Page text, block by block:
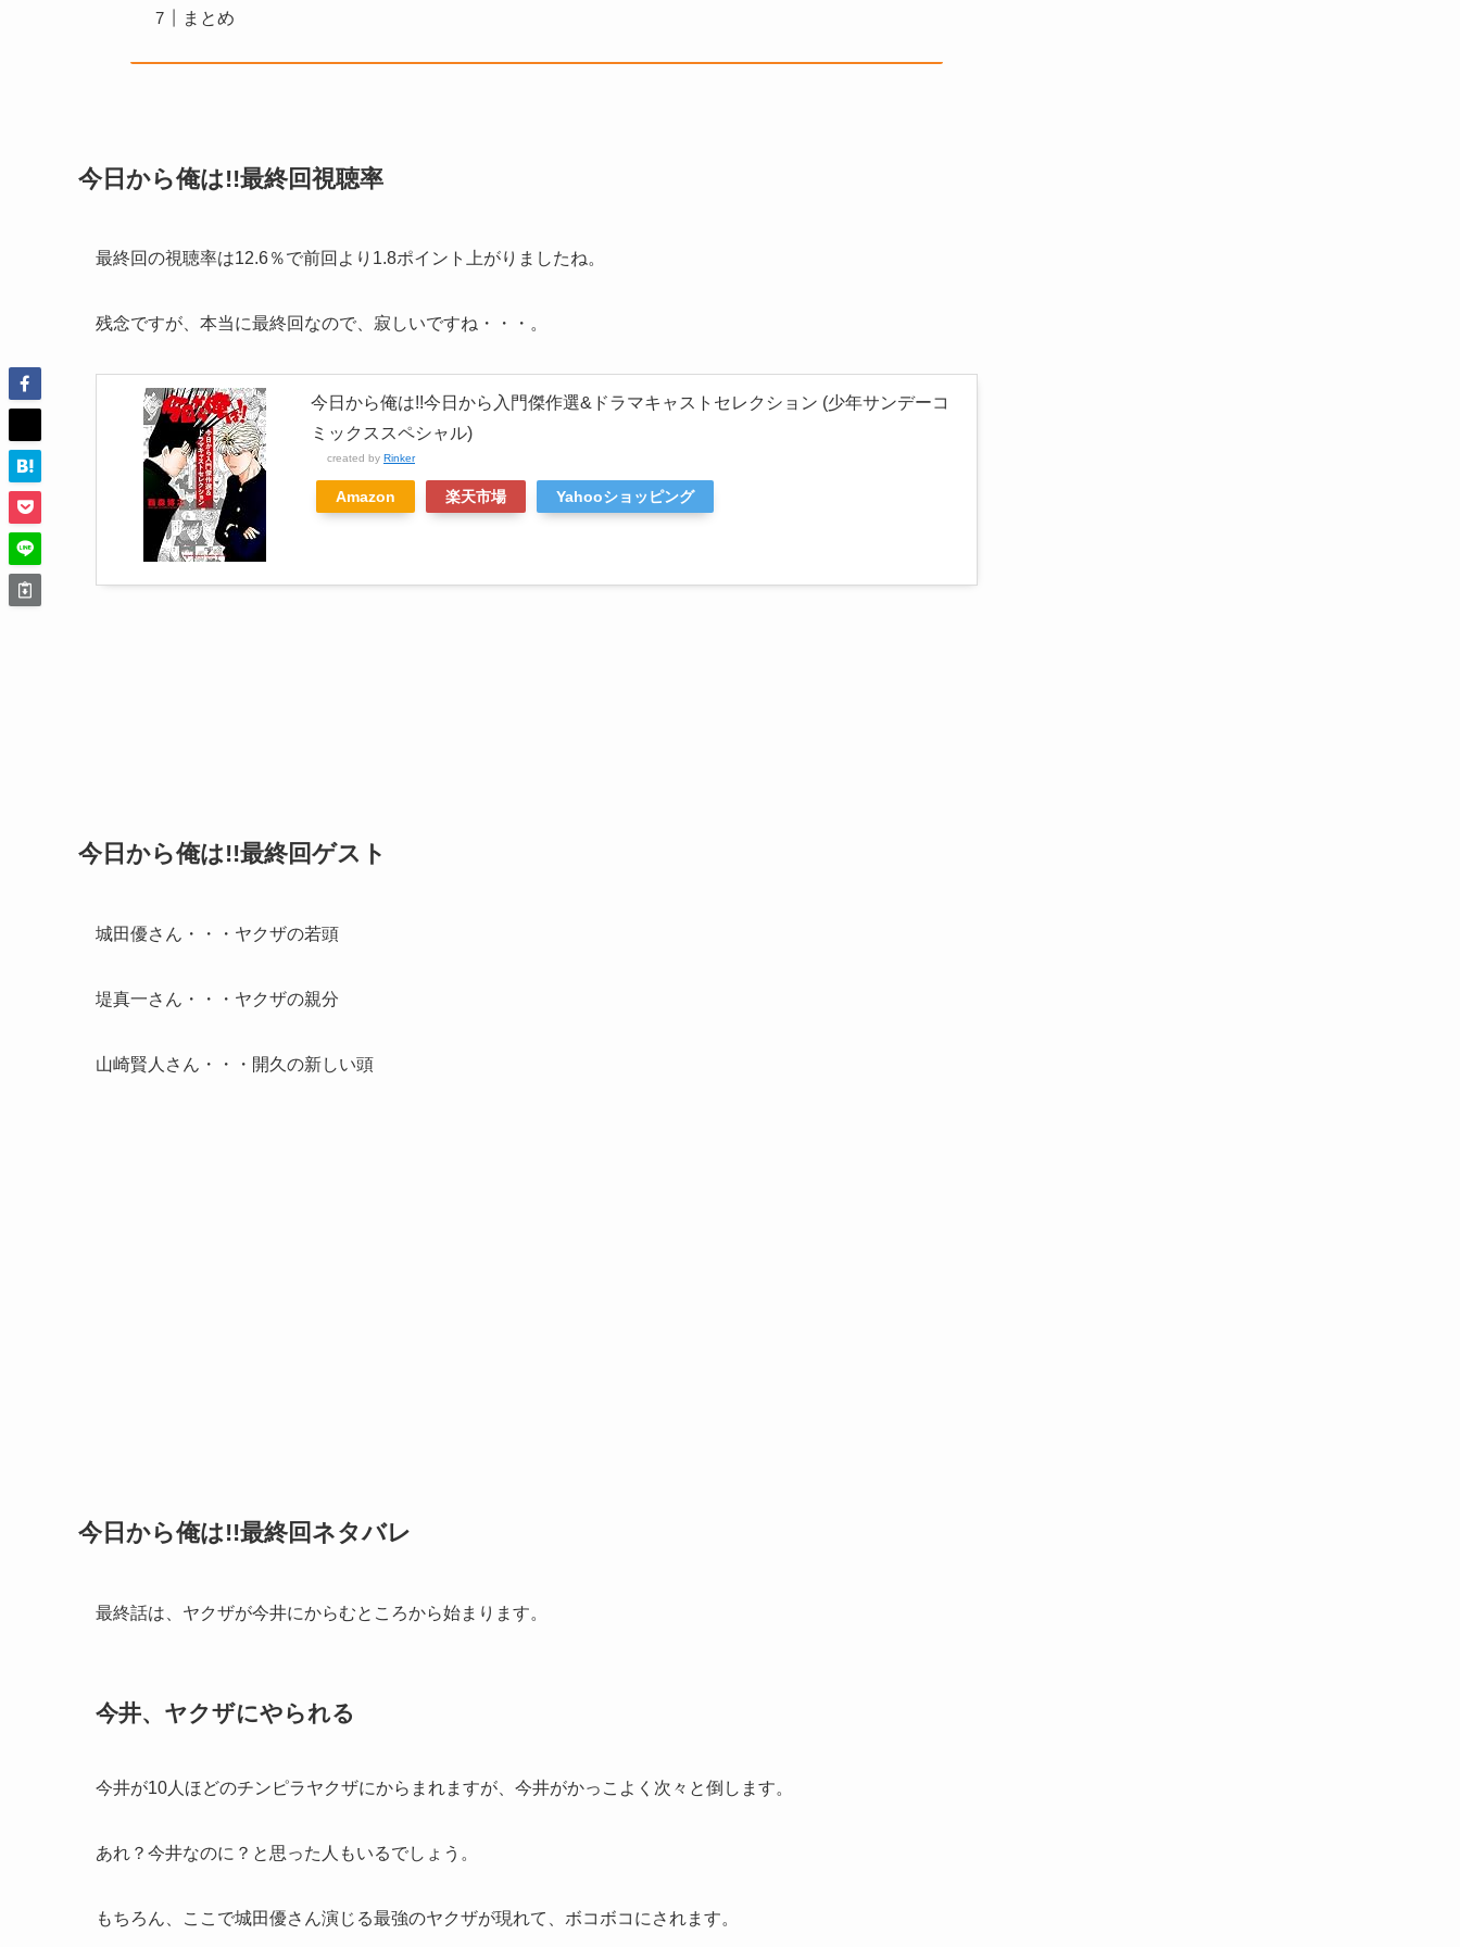
まとめ
今日から俺は!!最終回視聴率
最終回の視聴率は12.6％で前回より1.8ポイント上がりましたね。
残念ですが、本当に最終回なので、寂しいですね・・・。
今日から俺は!!今日から入門傑作選&ドラマキャストセレクション (少年サンデーコ
ミックススペシャル)
created by Rinker
Amazon 楽天市場 Yahooショッピング
今日から俺は!!最終回ゲスト
城田優さん・・・ヤクザの若頭
堤真一さん・・・ヤクザの親分
山崎賢人さん・・・開久の新しい頭
今日から俺は!!最終回ネタバレ
最終話は、ヤクザが今井にからむところから始まります。
今井、ヤクザにやられる
今井が10人ほどのチンピラヤクザにからまれますが、今井がかっこよく次々と倒します。
あれ？今井なのに？と思った人もいるでしょう。
もちろん、ここで城田優さん演じる最強のヤクザが現れて、ボコボコにされます。